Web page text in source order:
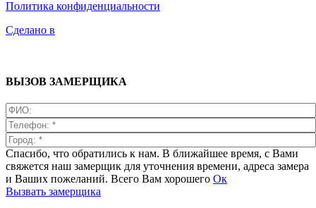
Политика конфиденциальности
Сделано в
ВЫЗОВ ЗАМЕРЩИКА
Спасибо, что обратились к нам. В ближайшее время, с Вами
свяжется наш замерщик для уточнения времени, адреса замера
и Ваших пожеланий. Всего Вам хорошего Ок
Вызвать замерщика